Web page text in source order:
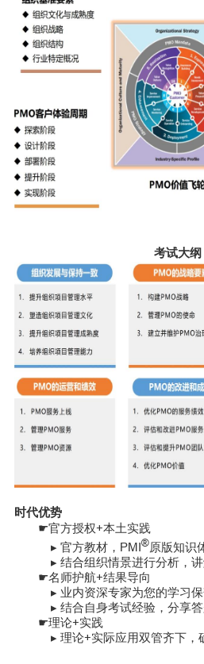
考试大纲
时代优势
☛官方授权+本土实践
▸ 官方教材，PMI®原版知识
▸ 结合组织情景进行分析，
☛名师护航+结果导向
▸ 业内资深专家为您的学习
▸ 结合自身考试经验，分享
☛理论+实践
▸ 理论+实际应用双管齐下，